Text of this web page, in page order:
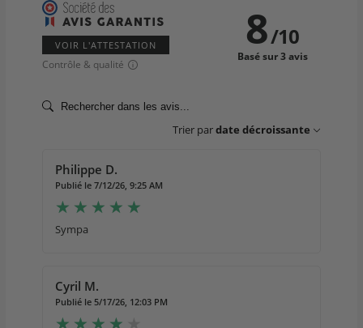
VOIR L'ATTESTATION
Contrôle & qualité
8/10
Basé sur 3 avis
Trier pardate décroissante
Philippe D.
Publié le 7/12/26, 9:25 AM
Sympa
Cyril M.
Publié le 5/17/26, 12:03 PM